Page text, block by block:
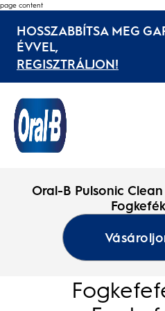
page content
HOSSZABBÍTSA MEG
ÉVVEL,
REGISZTRÁLJON!
Oral-B Pulsonic
Oral-B